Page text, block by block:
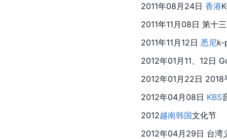
2011年08月24日 香港
2011年11月08日 第十
2011年11月12日 悉尼k-
2012年01月11、12日
2012年01月22日 2018
2012年04月08日 KBS
2012越南韩国文化节
2012年04月29日 台湾